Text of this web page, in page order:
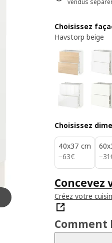
Choisissez
Havstorp beige
Choisissez
40x37 cm
−63€
63€
−31
Concevez
Créez votre